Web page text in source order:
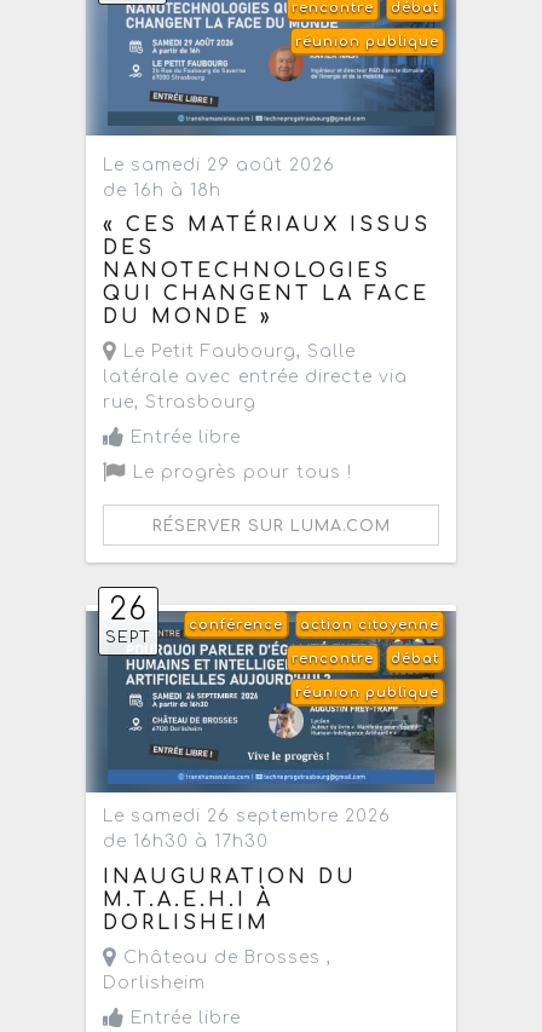
débat
rencontre
réunion publique
Le samedi 29 août 2026
de 16h à 18h
« CES MATÉRIAUX ISSUS
DES
NANOTECHNOLOGIES
QUI CHANGENT LA FACE
DU MONDE »
Le Petit Faubourg, Salle
latérale avec entrée directe via
rue, Strasbourg
Entrée libre
Le progrès pour tous !
RÉSERVER SUR LUMA.COM
26
SEPT
action citoyenne
conférence
débat
rencontre
réunion publique
Le samedi 26 septembre 2026
de 16h30 à 17h30
INAUGURATION DU
M.T.A.E.H.I À
DORLISHEIM
Château de Brosses ,
Dorlisheim
Entrée libre